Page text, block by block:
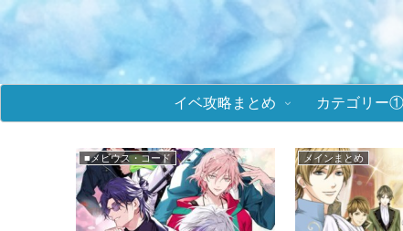
イベ攻略まとめ カテゴリー①
メインまとめ ★攻略まとめ(天翔け